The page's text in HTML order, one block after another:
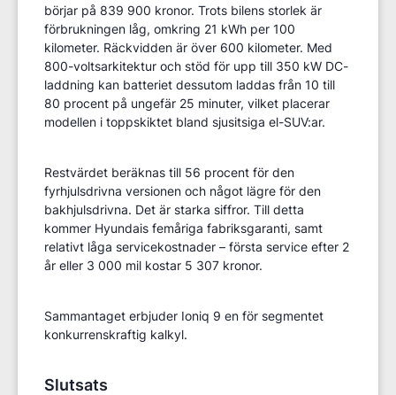
börjar på 839 900 kronor. Trots bilens storlek är
förbrukningen låg, omkring 21 kWh per 100
kilometer. Räckvidden är över 600 kilometer. Med
800-voltsarkitektur och stöd för upp till 350 kW DC-
laddning kan batteriet dessutom laddas från 10 till
80 procent på ungefär 25 minuter, vilket placerar
modellen i toppskiktet bland sjusitsiga el-SUV:ar.
Restvärdet beräknas till 56 procent för den
fyrhjulsdrivna versionen och något lägre för den
bakhjulsdrivna. Det är starka siffror. Till detta
kommer Hyundais femåriga fabriksgaranti, samt
relativt låga servicekostnader – första service efter 2
år eller 3 000 mil kostar 5 307 kronor.
Sammantaget erbjuder Ioniq 9 en för segmentet
konkurrenskraftig kalkyl.
Slutsats